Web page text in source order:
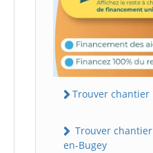
Trouver
Trouver
en-Bugey